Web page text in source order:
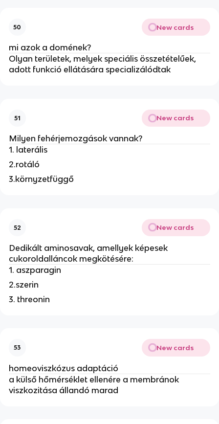
50 New cards
mi azok a domének?
Olyan területek, melyek speciális összetételűek,
adott funkció ellátására specializálódtak
51 New cards
Milyen fehérjemozgások vannak?
1. laterális
2.rotáló
3.környzetfüggő
52 New cards
Dedikált aminosavak, amellyek képesek
cukoroldalláncok megkötésére:
1. aszparagin
2.szerin
3. threonin
53 New cards
homeoviszkózus adaptáció
a külső hőmérséklet ellenére a membránok
viszkozitása állandó marad